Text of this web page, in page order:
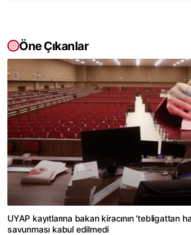
Öne Çıkanlar
UYAP kayıtlarına bakan kiracının 'tebligattan
savunması kabul edilmedi